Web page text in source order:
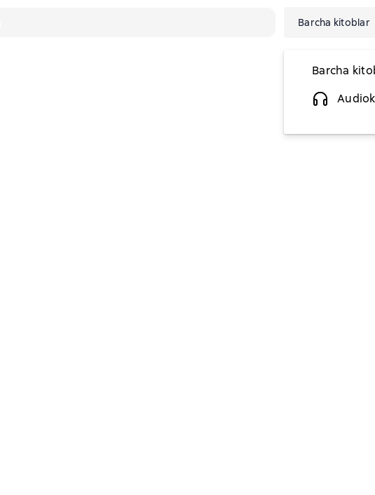
Barcha kitoblar
Barcha